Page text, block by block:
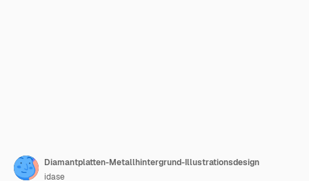
Diamantplatten-Metallhintergrund-Illustrationsdesign
idase